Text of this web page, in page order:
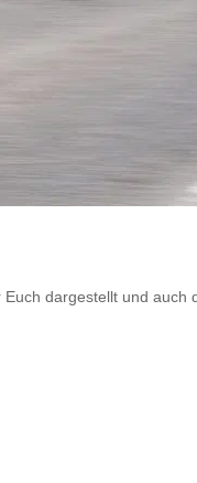
dargestellt und auch